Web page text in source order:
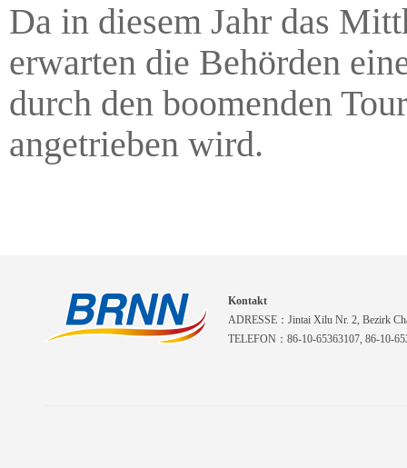
Da in diesem Jahr das
erwarten die Behörden
durch den boomenden
angetrieben wird.
Kontakt
ADRESSE：Jintai Xilu Nr. 2, Bezirk
TELEFON：86-10-65363107, 86-10-